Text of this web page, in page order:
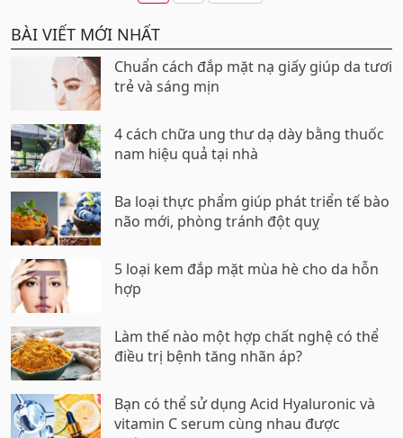
trang
bài
BÀI VIẾT MỚI NHẤT
Chuẩn cách đắp mặt nạ giấy giúp da tươi
trẻ và sáng mịn
4 cách chữa ung thư dạ dày bằng thuốc
nam hiệu quả tại nhà
Ba loại thực phẩm giúp phát triển tế bào
não mới, phòng tránh đột quỵ
5 loại kem đắp mặt mùa hè cho da hỗn
hợp
Làm thế nào một hợp chất nghệ có thể
điều trị bệnh tăng nhãn áp?
Bạn có thể sử dụng Acid Hyaluronic và
vitamin C serum cùng nhau được